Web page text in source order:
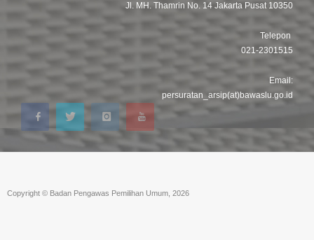
Jl. MH. Thamrin No. 14 Jakarta Pusat 10350
Telepon
021-2301515
Email:
persuratan_arsip(at)bawaslu.go.id
Copyright © Badan Pengawas Pemilihan Umum, 2026